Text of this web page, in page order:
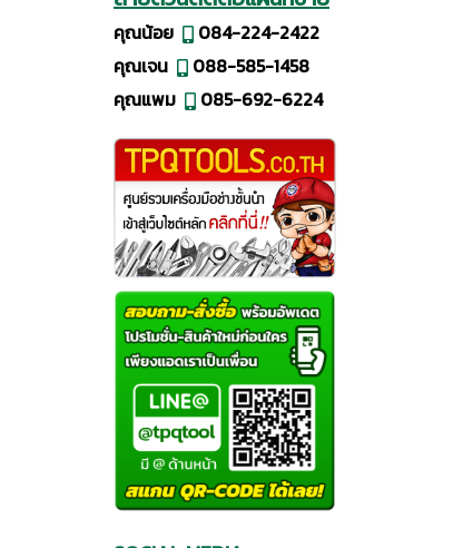
คุณน้อย
084-224-2422
คุณเจน
088-585-1458
คุณแพม
085-692-6224